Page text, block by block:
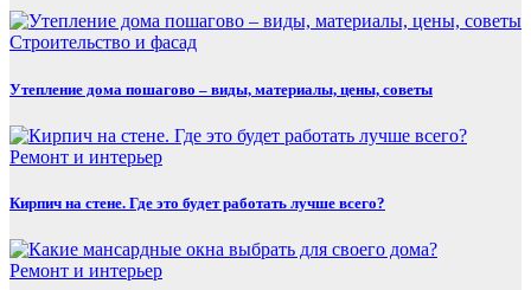
Строительство и фасад
Утепление дома пошагово – виды, материалы, цены, советы
Ремонт и интерьер
Кирпич на стене. Где это будет работать лучше всего?
Ремонт и интерьер